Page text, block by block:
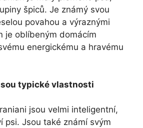
špiců. Je známý svou
povahou a výraznými
je oblíbeným domácím
energickému a hravému
typické vlastnosti
jsou velmi inteligentní,
psi. Jsou také známí svým